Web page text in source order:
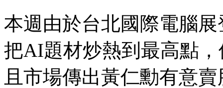
本週由於台北國際電腦
把AI題材炒熱到最高點
且市場傳出黃仁勳有意